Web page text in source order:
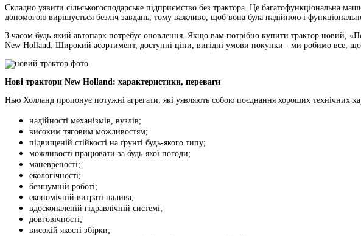
Складно уявити сільськогосподарське підприємство без трактора. Це багатофункціональна
допомогою вирішується безліч завдань, тому важливо, щоб вона була надійною і
З часом будь-який автопарк потребує оновлення. Якщо вам потрібно купити трактор новий,
New Holland. Широкий асортимент, доступні ціни, вигідні умови покупки - ми робимо все,
Нові трактори New Holland: характеристики, переваги
Нью Холланд пропонує потужні агрегати, які уявляють собою поєднання хороших технічних
надійності механізмів, вузлів;
високим тяговим можливостям;
підвищеній стійкості на ґрунті будь-якого типу;
можливості працювати за будь-якої погоди;
маневреності;
екологічності;
безшумній роботі;
економічній витраті палива;
вдосконаленій гідравлічній системі;
довговічності;
високій якості збірки;